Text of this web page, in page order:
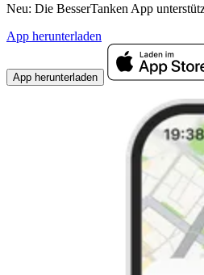
Neu: Die BesserTanken App
App herunterladen
App herunterladen